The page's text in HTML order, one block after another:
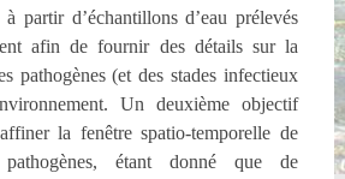
partir d’échantillons d’eau prélevés
afin de fournir des détails sur la
pathogènes (et des stades infectieux
Un deuxième objectif
la fenêtre spatio-temporelle de
pathogènes, étant donné que de